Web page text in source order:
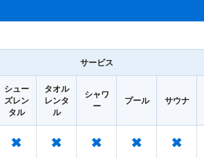
サービス
シュー
ズレン
タル
タオル
レンタ
ル
シャワ
ー
プール サウナ
× × × × ×